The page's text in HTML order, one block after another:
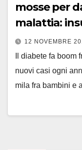
mosse per
malattia:
sport
12 NOVEMBRE
Il diabete fa
nuovi casi ogni
mila fra bambini e